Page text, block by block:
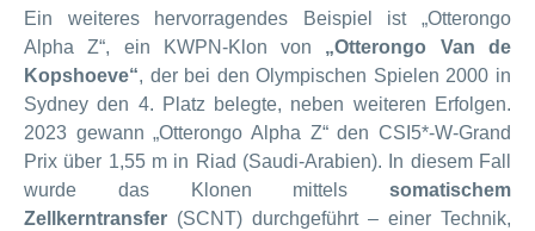
Ein weiteres hervorragendes Beispiel ist „Otterongo
Alpha Z“, ein KWPN-Klon von „Otterongo Van de
Kopshoeve“, der bei den Olympischen Spielen 2000 in
Sydney den 4. Platz belegte, neben weiteren Erfolgen.
2023 gewann „Otterongo Alpha Z“ den CSI5*-W-Grand
Prix über 1,55 m in Riad (Saudi-Arabien). In diesem Fall
wurde das Klonen mittels somatischem
Zellkerntransfer (SCNT) durchgeführt – einer Technik,